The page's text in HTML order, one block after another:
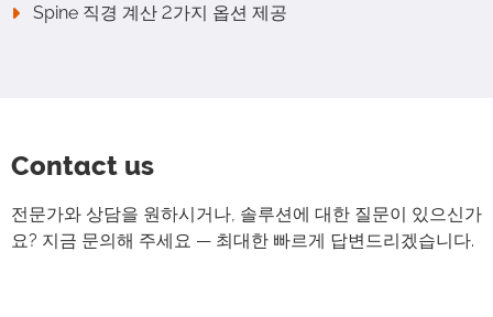
Spine 직경 계산 2가지 옵션 제공
Contact us
전문가와 상담을 원하시거나, 솔루션에 대한 질문이 있으신가
요? 지금 문의해 주세요 — 최대한 빠르게 답변드리겠습니다.